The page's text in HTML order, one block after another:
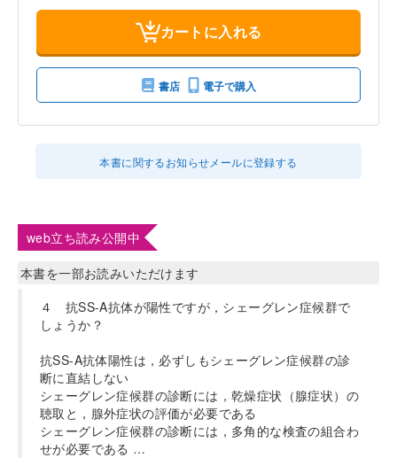
カートに入れる
書店 電子で購入
本書に関するお知らせメールに登録する
web立ち読み公開中
本書を一部お読みいただけます
４ 抗SS-A抗体が陽性ですが，シェーグレン症候群で
しょうか？
抗SS-A抗体陽性は，必ずしもシェーグレン症候群の診
断に直結しない
シェーグレン症候群の診断には，乾燥症状（腺症状）の
聴取と，腺外症状の評価が必要である
シェーグレン症候群の診断には，多角的な検査の組合わ
せが必要である …